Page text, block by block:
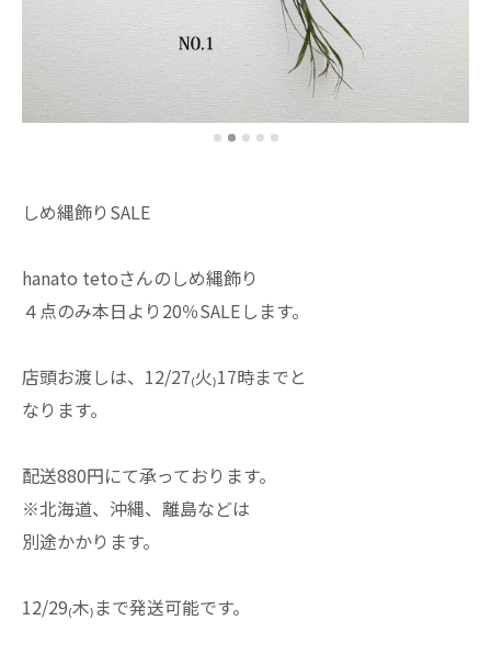
しめ縄飾りSALE
hanato tetoさんのしめ縄飾り
４点のみ本日より20％SALEします。
店頭お渡しは、12/27₍火₎17時までと
なります。
配送880円にて承っております。
※北海道、沖縄、離島などは
別途かかります。
12/29₍木₎まで発送可能です。